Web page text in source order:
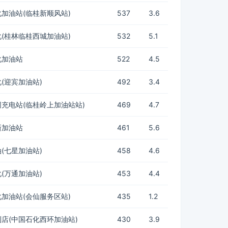
油站(临桂新顺风站) 537 3.6
桂林临桂西城加油站) 532 5.1
油站 522 4.5
迎宾加油站) 492 3.4
电站(临桂岭上加油站站) 469 4.7
油站 461 5.6
七星加油站) 458 4.6
万通加油站) 453 4.4
油站(会仙服务区站) 435 1.2
(中国石化西环加油站) 430 3.9